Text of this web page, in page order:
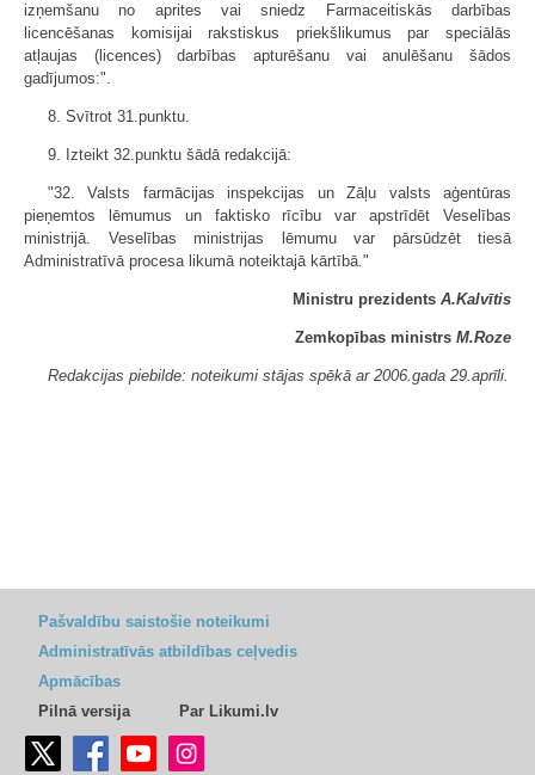
izņemšanu no aprites vai sniedz Farmaceitiskās darbības
licencēšanas komisijai rakstiskus priekšlikumus par speciālās
atļaujas (licences) darbības apturēšanu vai anulēšanu šādos
gadījumos:".
8. Svītrot 31.punktu.
9. Izteikt 32.punktu šādā redakcijā:
"32. Valsts farmācijas inspekcijas un Zāļu valsts aģentūras
pieņemtos lēmumus un faktisko rīcību var apstrīdēt Veselības
ministrijā. Veselības ministrijas lēmumu var pārsūdzēt tiesā
Administratīvā procesa likumā noteiktajā kārtībā."
Ministru prezidents A.Kalvītis
Zemkopības ministrs M.Roze
Redakcijas piebilde: noteikumi stājas spēkā ar 2006.gada 29.aprīli.
Pašvaldību saistošie noteikumi
Administratīvās atbildības ceļvedis
Apmācības
Pilnā versija
Par Likumi.lv